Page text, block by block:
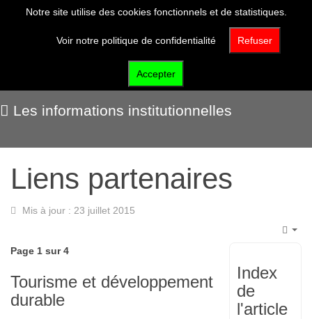
Qui sommes-nous ?
Les informations institutionnelles
Liens partenaires
Mis à jour : 23 juillet 2015
Index
de
l'article
Page 1 sur 4
Tourisme et développement
durable
Notre site utilise des cookies fonctionnels et de statistiques.
Voir notre politique de confidentialité Refuser
Accepter